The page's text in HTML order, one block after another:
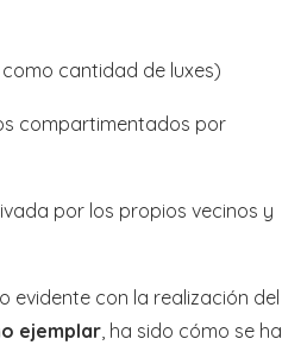
cantidad de luxes)
compartimentados por
por los propios vecinos y
evidente con la realización del
ejemplar, ha sido cómo se ha